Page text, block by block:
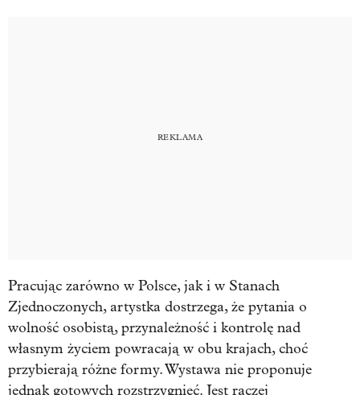
Pracując zarówno w Polsce, jak i w Stanach
Zjednoczonych, artystka dostrzega, że pytania o
wolność osobistą, przynależność i kontrolę nad
własnym życiem powracają w obu krajach, choć
przybierają różne formy. Wystawa nie proponuje
jednak gotowych rozstrzygnięć. Jest raczej